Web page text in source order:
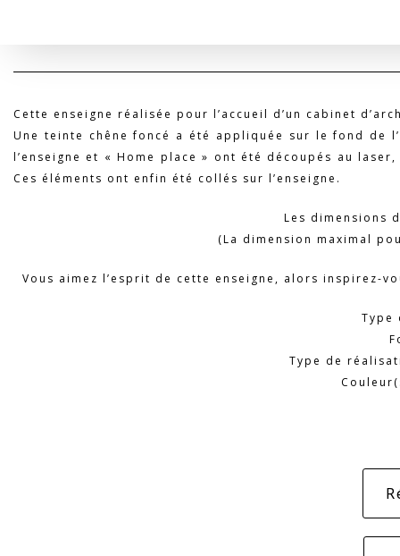
Cette enseigne réalisée pour l’accueil d’un cabinet
Une teinte chêne foncé a été appliquée sur le fond de
l’enseigne et « Home place » ont été découpés au
Ces éléments ont enfin été collés sur l’enseigne.
Les dimensions
(La dimension maximal
Vous aimez l’esprit de cette enseigne, alors
Type
Type de